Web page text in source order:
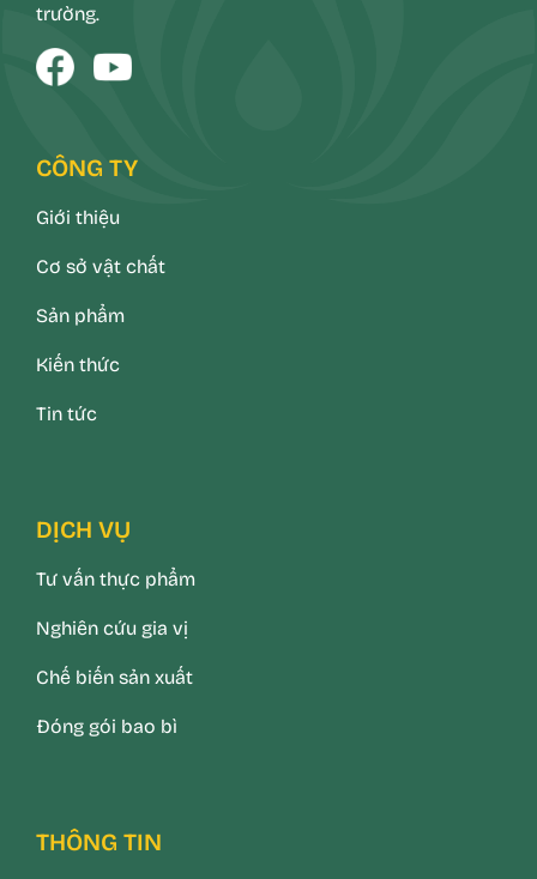
trường.
CÔNG TY
Giới thiệu
Cơ sở vật chất
Sản phẩm
Kiến thức
Tin tức
DỊCH VỤ
Tư vấn thực phẩm
Nghiên cứu gia vị
Chế biến sản xuất
Đóng gói bao bì
THÔNG TIN